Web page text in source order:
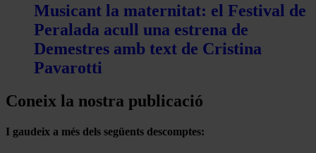
Musicant la maternitat: el Festival de
Peralada acull una estrena de
Demestres amb text de Cristina
Pavarotti
Coneix la nostra publicació
I gaudeix a més dels següents descomptes: